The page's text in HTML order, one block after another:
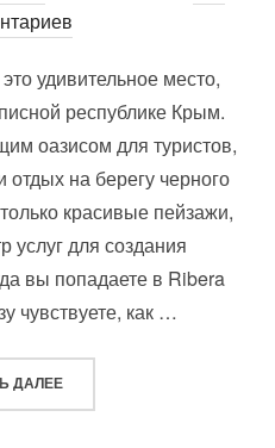
удивительное место,
республике Крым.
оазисом для туристов,
на берегу черного
красивые пейзажи,
услуг для создания
вы попадаете в Ribera
чувствуете, как …
ДАЛЕЕ«RIBERA RESORT & SPA»